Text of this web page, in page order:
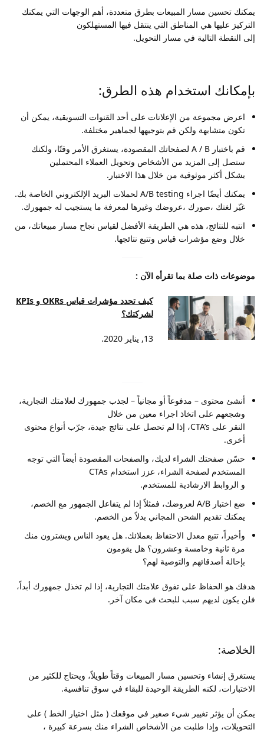
يمكنك تحسين مسار المبيعات بطرق متعددة، أهم الوجهات التي يمكنك
التركيز عليها هي المناطق التي ينتقل فيها المستهلكون
إلى النقطة التالية في مسار التحويل.
بإمكانك استخدام هذه الطرق:
اعرض مجموعة من الإعلانات على أحد القنوات التسويقية، يمكن أن
تكون متشابهة ولكن قم بتوجيهها لجماهير مختلفة.
قم باختبار A / B لصفحاتك المقصودة، يستغرق الأمر وقتًا، ولكنك
ستصل إلى المزيد من الأشخاص وتحويل العملاء المحتملين
بشكل أكثر موثوقية من خلال هذا الاختبار.
يمكنك أيضًا اجراء A/B testing لحملات البريد الإلكتروني الخاصة بك.
غيّر لغتك ،صورك ،عروضك وغيرها لمعرفة ما يستجيب له جمهورك.
انتبه للنتائج، هذه هي الطريقة الأفضل لقياس نجاح مسار مبيعاتك، من
خلال وضع مؤشرات قياس وتتبع نتائجها.
موضوعات ذات صلة بما تقرأه الآن :
كيف تحدد مؤشرات قياس OKRs و KPIs
لشركتك؟
13, يناير 2020.
أنشئ محتوى – مدفوعاً أو مجانياً – لجذب جمهورك لعلامتك التجارية،
وشجعهم على اتخاذ اجراء معين من خلال
النقر على CTA’s، إذا لم تحصل على نتائج جيدة، جرّب أنواع محتوى
أخرى.
حسّن صفحتك الشراء لديك، والصفحات المقصودة أيضاً التي توجه
المستخدم لصفحة الشراء، عزز استخدام CTAs
و الروابط الارشادية للمستخدم.
ضع اختبار A/B لعروضك، فمثلاً إذا لم يتفاعل الجمهور مع الخصم،
يمكنك تقديم الشحن المجاني بدلاً من الخصم.
وأخيراً، تتبع معدل الاحتفاظ بعملائك. هل يعود الناس ويشترون منك
مرة ثانية وخامسة وعشرون؟ هل يقومون
بإحالة أصدقائهم والتوصية لهم؟
هدفك هو الحفاظ على تفوق علامتك التجارية، إذا لم تخذل جمهورك أبداً،
فلن يكون لديهم سبب للبحث في مكان آخر.
الخلاصة:
يستغرق إنشاء وتحسين مسار المبيعات وقتاً طويلاً، ويحتاج للكثير من
الاختبارات، لكنه الطريقة الوحيدة للبقاء في سوق تنافسية.
يمكن أن يؤثر تغيير شيء صغير في موقعك ( مثل اختيار الخط ) على
التحويلات، وإذا طلبت من الأشخاص الشراء منك بسرعة كبيرة ،